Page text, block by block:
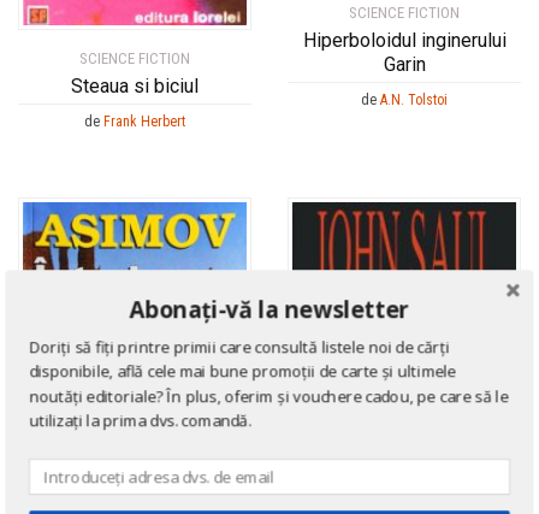
SCIENCE FICTION
Steaua si biciul
de Frank Herbert
SCIENCE FICTION
Hiperboloidul inginerului
Garin
de A.N. Tolstoi
Abonați-vă la newsletter
Doriți să fiți printre primii care consultă listele noi de cărți
disponibile, află cele mai bune promoții de carte și ultimele
noutăți editoriale? În plus, oferim și vouchere cadou, pe care să le
utilizați la prima dvs. comandă.